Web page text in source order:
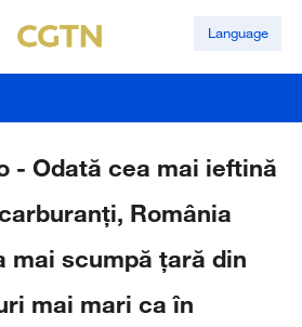
Language
- Odată cea mai ieftină
România
mai scumpă țară din
mai mari ca în